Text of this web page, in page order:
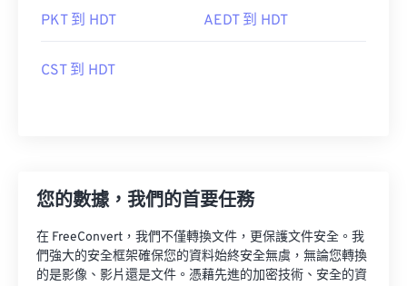
PKT 到 HDT AEDT 到 HDT
CST 到 HDT
您的數據，我們的首要任務
在 FreeConvert，我們不僅轉換文件，更保護文件安全。我
們強大的安全框架確保您的資料始終安全無虞，無論您轉換
的是影像、影片還是文件。憑藉先進的加密技術、安全的資